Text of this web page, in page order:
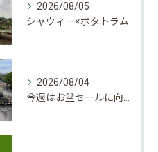
2026/08/05
シャウィー×ポタトラム
2026/08/04